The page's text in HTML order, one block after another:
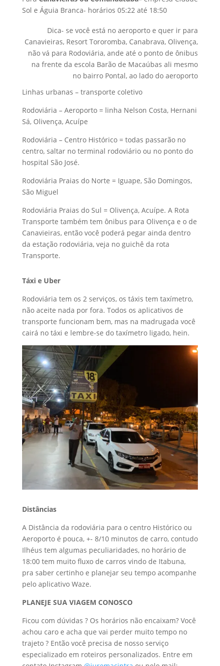
Sol e Águia Branca- horários 05:22 até 18:50
Dica- se você está no aeroporto e quer ir para
Canavieiras, Resort Tororomba, Canabrava, Olivença,
não vá para Rodoviária, ande até o ponto de ônibus
na frente da escola Barão de Macaúbas ali mesmo
no bairro Pontal, ao lado do aeroporto
Linhas urbanas – transporte coletivo
Rodoviária – Aeroporto = linha Nelson Costa, Hernani
Sá, Olivença, Acuípe
Rodoviária – Centro Histórico = todas passarão no
centro, saltar no terminal rodoviário ou no ponto do
hospital São José.
Rodoviária Praias do Norte = Iguape, São Domingos,
São Miguel
Rodoviária Praias do Sul = Olivença, Acuípe. A Rota
Transporte também tem ônibus para Olivença e o de
Canavieiras, então você poderá pegar ainda dentro
da estação rodoviária, veja no guichê da rota
Transporte.
Táxi e Uber
Rodoviária tem os 2 serviços, os táxis tem taxímetro,
não aceite nada por fora. Todos os aplicativos de
transporte funcionam bem, mas na madrugada você
cairá no táxi e lembre-se do taxímetro ligado, hein.
Distâncias
A Distância da rodoviária para o centro Histórico ou
Aeroporto é pouca, +- 8/10 minutos de carro, contudo
Ilhéus tem algumas peculiaridades, no horário de
18:00 tem muito fluxo de carros vindo de Itabuna,
pra saber certinho e planejar seu tempo acompanhe
pelo aplicativo Waze.
PLANEJE SUA VIAGEM CONOSCO
Ficou com dúvidas ? Os horários não encaixam? Você
achou caro e acha que vai perder muito tempo no
trajeto ? Então você precisa de nosso serviço
especializado em roteiros personalizados. Entre em